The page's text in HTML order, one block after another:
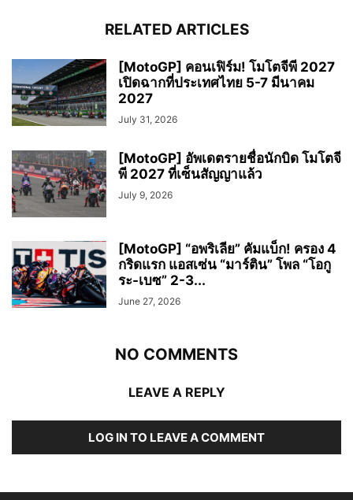
RELATED ARTICLES
[MotoGP] คอนเฟิร์ม! โมโตจีพี 2027
เปิดฉากที่ประเทศไทย 5-7 มีนาคม
2027
July 31, 2026
[MotoGP] อัพเดตรายชื่อนักบิด โมโตจี
พี 2027 ที่เซ็นสัญญาแล้ว
July 9, 2026
[MotoGP] “อพริเลีย” คัมแบ็ก! ครอง 4
กริดแรก แอสเซ่น “มาร์ติน” โพล “โอกู
ระ-เบซ” 2-3...
June 27, 2026
NO COMMENTS
LEAVE A REPLY
LOG IN TO LEAVE A COMMENT